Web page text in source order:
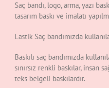
Saç bandı, logo, arma, yazı
tasarım baskı ve imalatı
Lastik Saç bandımızda
Baskılı saç bandımızda
sınırsız renkli baskılar, insan
teks belgeli baskılardır.